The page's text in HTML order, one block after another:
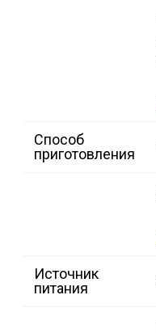
Способ
приготовления
Источник
питания